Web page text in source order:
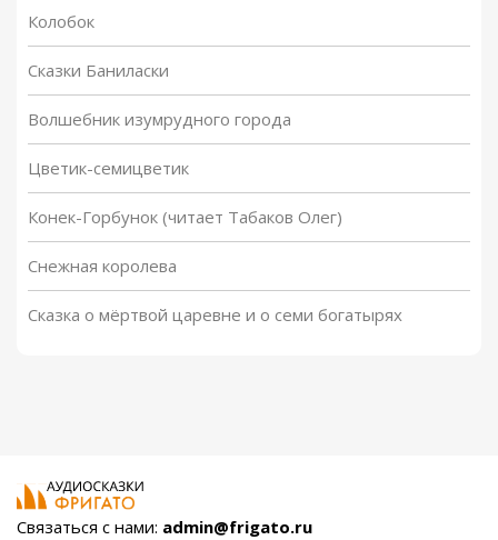
Колобок
Сказки Баниласки
Волшебник изумрудного города
Цветик-семицветик
Конек-Горбунок (читает Табаков Олег)
Снежная королева
Сказка о мёртвой царевне и о семи богатырях
Связаться с нами: admin@frigato.ru